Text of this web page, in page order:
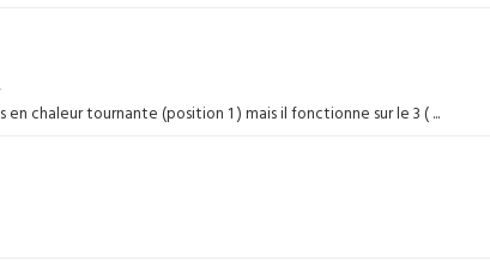
chaleur tournante (position 1 ) mais il fonctionne sur le 3 ( ...